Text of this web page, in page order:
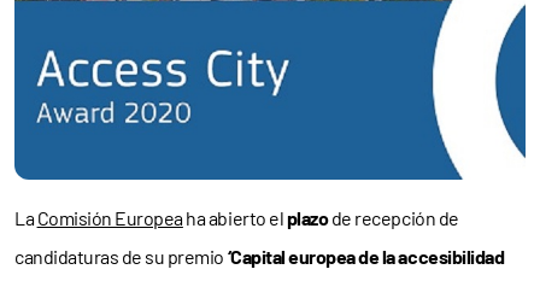
LaComisión Europeaha abierto elplazode recepción de
candidaturas de su premio ‘Capital europea de la accesibilidad